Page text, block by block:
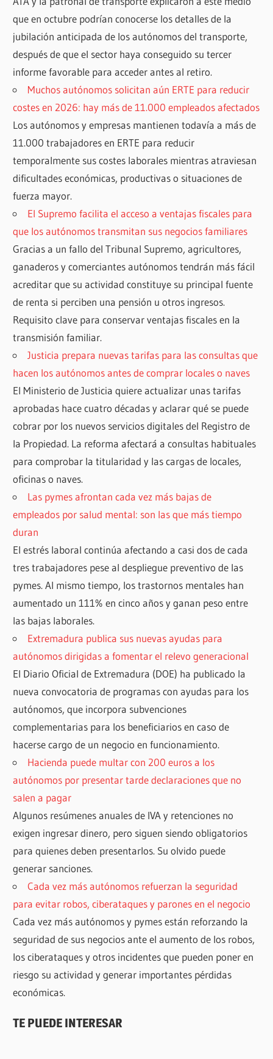
que en octubre podrían conocerse los detalles de la
jubilación anticipada de los autónomos del transporte,
después de que el sector haya conseguido su tercer
informe favorable para acceder antes al retiro.
Muchos autónomos solicitan aún ERTE para reducir
costes en 2026: hay más de 11.000 empleados afectados
Los autónomos y empresas mantienen todavía a más de
11.000 trabajadores en ERTE para reducir
temporalmente sus costes laborales mientras atraviesan
dificultades económicas, productivas o situaciones de
fuerza mayor.
El Supremo facilita el acceso a ventajas fiscales para
que los autónomos transmitan sus negocios familiares
Gracias a un fallo del Tribunal Supremo, agricultores,
ganaderos y comerciantes autónomos tendrán más fácil
acreditar que su actividad constituye su principal fuente
de renta si perciben una pensión u otros ingresos.
Requisito clave para conservar ventajas fiscales en la
transmisión familiar.
Justicia prepara nuevas tarifas para las consultas que
hacen los autónomos antes de comprar locales o naves
El Ministerio de Justicia quiere actualizar unas tarifas
aprobadas hace cuatro décadas y aclarar qué se puede
cobrar por los nuevos servicios digitales del Registro de
la Propiedad. La reforma afectará a consultas habituales
para comprobar la titularidad y las cargas de locales,
oficinas o naves.
Las pymes afrontan cada vez más bajas de
empleados por salud mental: son las que más tiempo
duran
El estrés laboral continúa afectando a casi dos de cada
tres trabajadores pese al despliegue preventivo de las
pymes. Al mismo tiempo, los trastornos mentales han
aumentado un 111% en cinco años y ganan peso entre
las bajas laborales.
Extremadura publica sus nuevas ayudas para
autónomos dirigidas a fomentar el relevo generacional
El Diario Oficial de Extremadura (DOE) ha publicado la
nueva convocatoria de programas con ayudas para los
autónomos, que incorpora subvenciones
complementarias para los beneficiarios en caso de
hacerse cargo de un negocio en funcionamiento.
Hacienda puede multar con 200 euros a los
autónomos por presentar tarde declaraciones que no
salen a pagar
Algunos resúmenes anuales de IVA y retenciones no
exigen ingresar dinero, pero siguen siendo obligatorios
para quienes deben presentarlos. Su olvido puede
generar sanciones.
Cada vez más autónomos refuerzan la seguridad
para evitar robos, ciberataques y parones en el negocio
Cada vez más autónomos y pymes están reforzando la
seguridad de sus negocios ante el aumento de los robos,
los ciberataques y otros incidentes que pueden poner en
riesgo su actividad y generar importantes pérdidas
económicas.
TE PUEDE INTERESAR